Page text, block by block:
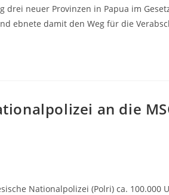
neuer Provinzen in Papua im
ebnete damit den Weg für die
an die
Nationalpolizei (Polri) ca. 100.000